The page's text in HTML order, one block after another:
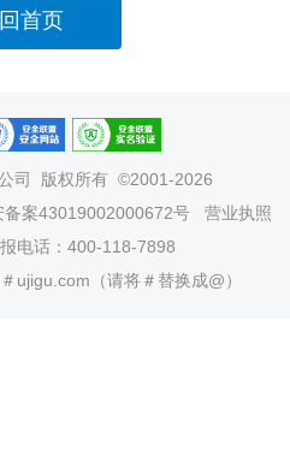
首页
司
版权所有 ©2001-2026
备案43019002000672号
营业执照
电话：400-118-7898
ujigu.com（请将＃替换成@）